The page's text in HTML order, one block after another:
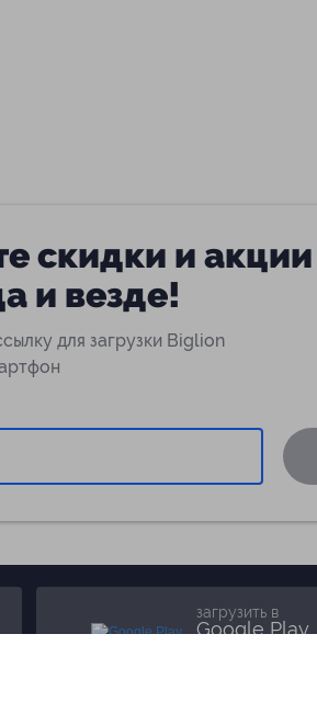
скидки и акции
и везде!
для загрузки Biglion
загрузить в
Google Play